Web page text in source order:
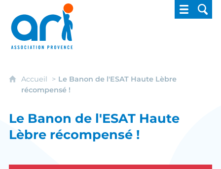
ARI - Association régionale pour
Accueil
Le Banon de l'ESAT Haute Lèbre
récompensé !
Le Banon de l'ESAT Haute
Lèbre récompensé !